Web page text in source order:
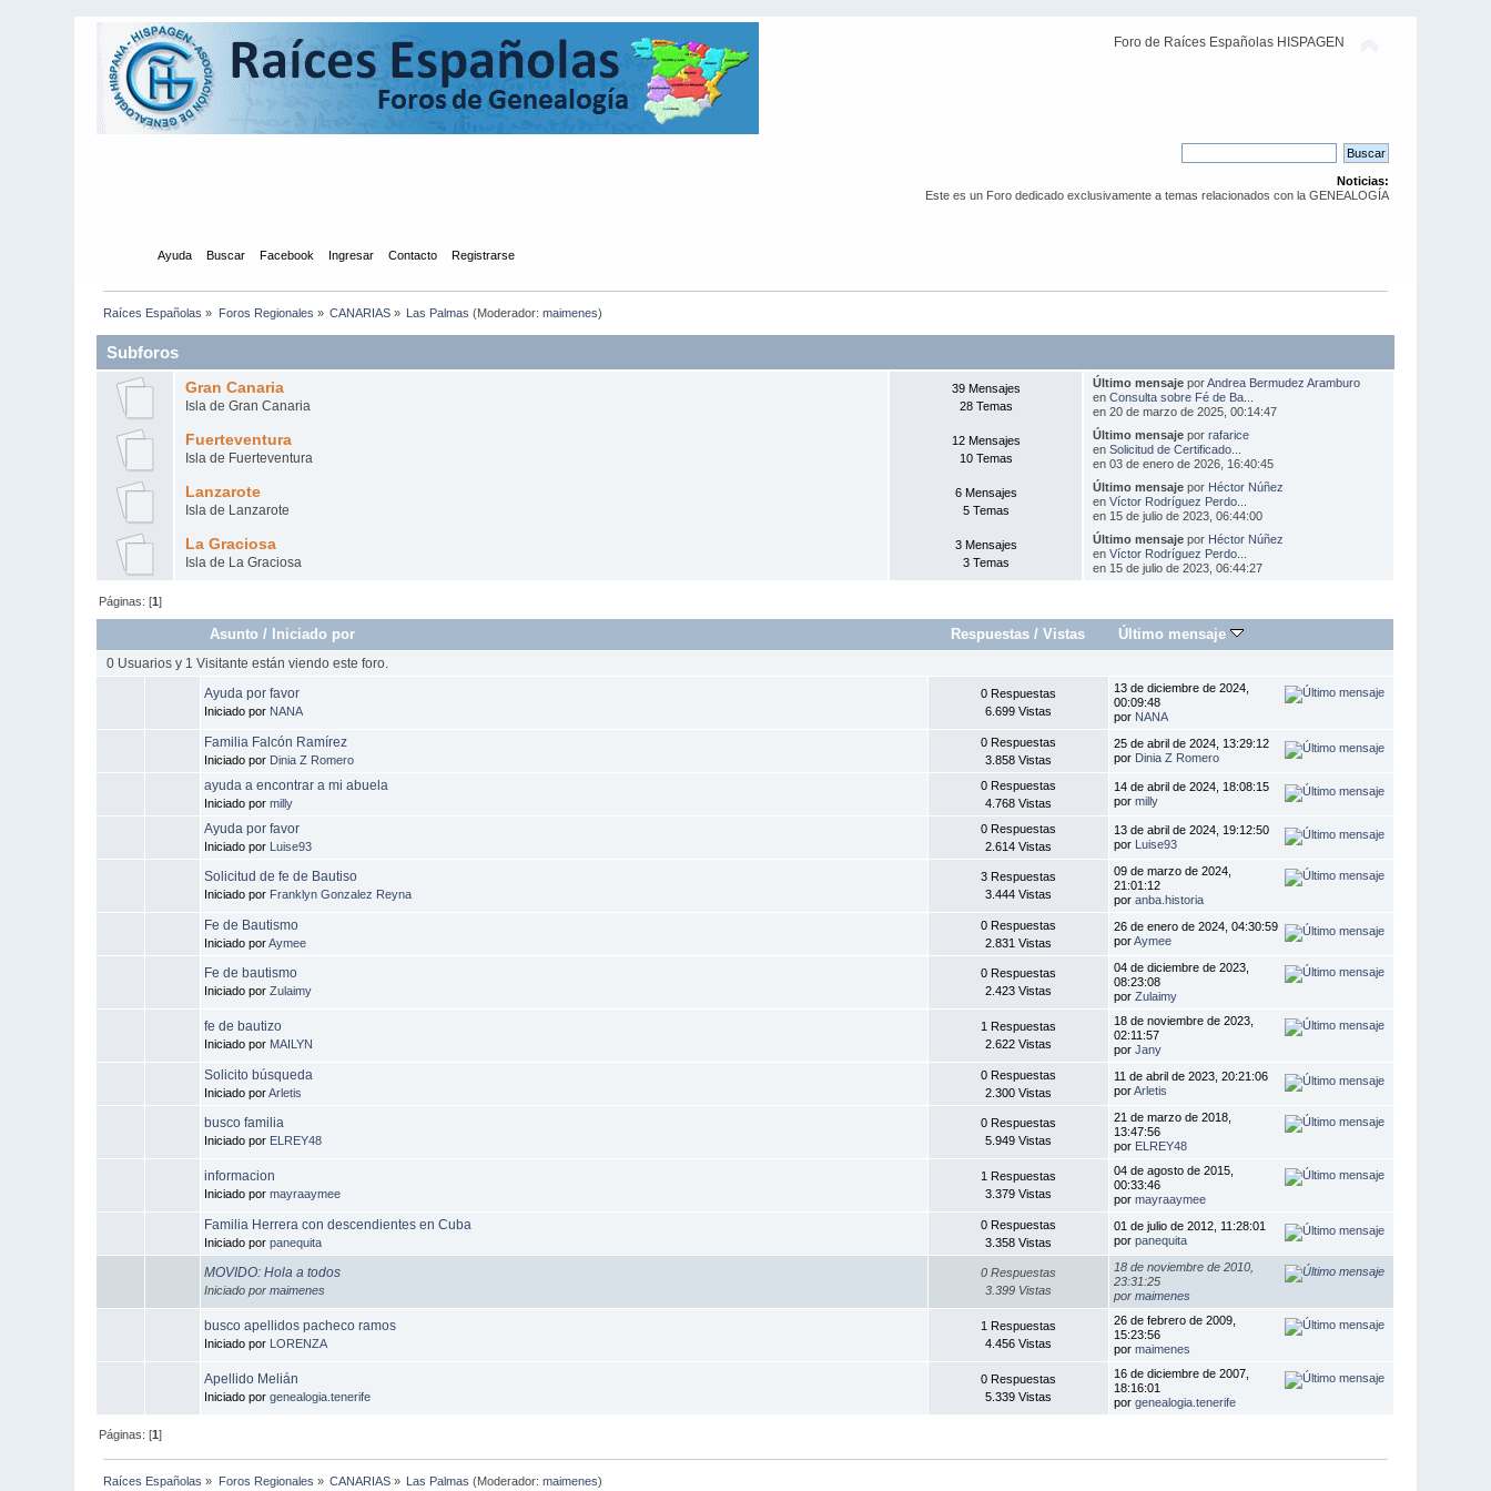
Foro de Raíces Españolas HISPAGEN
Noticias:
Este es un Foro dedicado exclusivamente a temas relacionados con la GENEALOGÍA
Ayuda Buscar Facebook Ingresar Contacto Registrarse
Raíces Españolas » Foros Regionales » CANARIAS » Las Palmas (Moderador:maimenes)
Subforos
Gran Canaria
Isla de Gran Canaria
39 Mensajes
28 Temas
Último mensajeporAndrea Bermudez Aramburo
en Consulta sobre Fé de Ba...
en 20 de marzo de 2025, 00:14:47
Fuerteventura
Isla de Fuerteventura
12 Mensajes
10 Temas
Último mensajepor rafarice
en Solicitud de Certificado...
en 03 de enero de 2026, 16:40:45
Lanzarote
Isla de Lanzarote
6 Mensajes
5 Temas
Último mensajepor Héctor Núñez
en Víctor Rodríguez Perdo...
en 15 de julio de 2023, 06:44:00
La Graciosa
Isla de La Graciosa
3 Mensajes
3 Temas
Último mensajepor Héctor Núñez
en Víctor Rodríguez Perdo...
en 15 de julio de 2023, 06:44:27
Páginas: [1]
Asunto / Iniciado por Respuestas /Vistas Último mensaje
0 Usuarios y 1 Visitante están viendo este foro.
Ayuda por favor
Iniciado por NANA
0 Respuestas
6.699 Vistas
13 de diciembre de 2024,
00:09:48
por NANA
Familia Falcón Ramírez
Iniciado por Dinia Z Romero
0 Respuestas
3.858 Vistas
25 de abril de 2024, 13:29:12
por Dinia Z Romero
ayuda a encontrar a mi abuela
Iniciado pormilly
0 Respuestas
4.768 Vistas
14 de abril de 2024, 18:08:15
pormilly
Ayuda por favor
Iniciado por Luise93
0 Respuestas
2.614 Vistas
13 de abril de 2024, 19:12:50
por Luise93
Solicitud de fe de Bautiso
Iniciado por Franklyn Gonzalez Reyna
3 Respuestas
3.444 Vistas
09 de marzo de 2024,
21:01:12
poranba.historia
Fe de Bautismo
Iniciado porAymee
0 Respuestas
2.831 Vistas
26 de enero de 2024, 04:30:59
porAymee
Fe de bautismo
Iniciado porZulaimy
0 Respuestas
2.423 Vistas
04 de diciembre de 2023,
08:23:08
porZulaimy
fe de bautizo
Iniciado por MAILYN
1 Respuestas
2.622 Vistas
18 de noviembre de 2023,
02:11:57
porJany
Solicito búsqueda
Iniciado porArletis
0 Respuestas
2.300 Vistas
11 de abril de 2023, 20:21:06
porArletis
busco familia
Iniciado por ELREY48
0 Respuestas
5.949 Vistas
21 de marzo de 2018,
13:47:56
por ELREY48
informacion
Iniciado pormayraaymee
1 Respuestas
3.379 Vistas
04 de agosto de 2015,
00:33:46
pormayraaymee
Familia Herrera con descendientes en Cuba
Iniciado porpanequita
0 Respuestas
3.358 Vistas
01 de julio de 2012, 11:28:01
porpanequita
MOVIDO: Hola a todos
Iniciado pormaimenes
0 Respuestas
3.399 Vistas
18 de noviembre de 2010,
23:31:25
pormaimenes
busco apellidos pacheco ramos
Iniciado por LORENZA
1 Respuestas
4.456 Vistas
26 de febrero de 2009,
15:23:56
pormaimenes
Apellido Melián
Iniciado porgenealogia.tenerife
0 Respuestas
5.339 Vistas
16 de diciembre de 2007,
18:16:01
porgenealogia.tenerife
Páginas: [1]
Raíces Españolas » Foros Regionales » CANARIAS » Las Palmas (Moderador:maimenes)